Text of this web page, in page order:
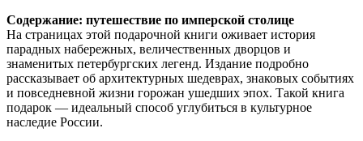
Содержание: путешествие по имперской столице
На страницах этой подарочной книги оживает история
парадных набережных, величественных дворцов и
знаменитых петербургских легенд. Издание подробно
рассказывает об архитектурных шедеврах, знаковых событиях
и повседневной жизни горожан ушедших эпох. Такой книга
подарок — идеальный способ углубиться в культурное
наследие России.